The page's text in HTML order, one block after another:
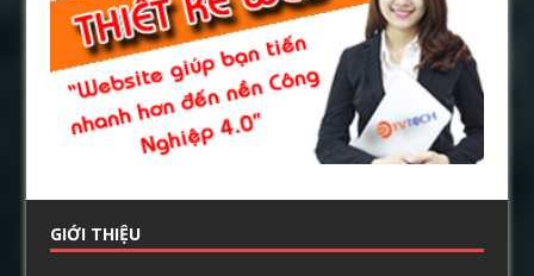
GIỚI THIỆU